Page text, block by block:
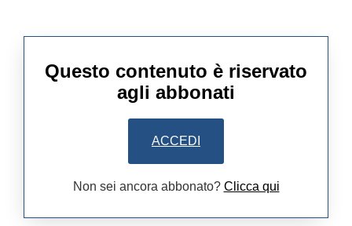
Questo contenuto è riservato
agli abbonati
ACCEDI
Non sei ancora abbonato? Clicca qui